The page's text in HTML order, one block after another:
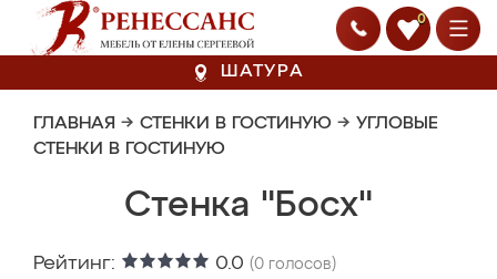
0
ШАТУРА
ГЛАВНАЯ → СТЕНКИ В ГОСТИНУЮ → УГЛОВЫЕ
СТЕНКИ В ГОСТИНУЮ
Стенка "Босх"
Рейтинг: 0.0 (0 голосов)